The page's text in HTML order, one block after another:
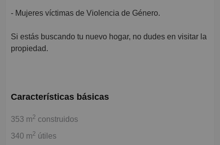
- Mujeres víctimas de Violencia de Género.
Si estás buscando tu nuevo hogar, no dudes en visitar la
propiedad.
Características básicas
353 m2 construidos
340 m2 útiles